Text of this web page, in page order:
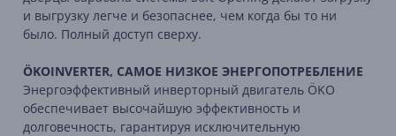
и выгрузку легче и безопаснее, чем когда бы то ни
было. Полный доступ сверху.
ÖKOINVERTER, САМОЕ НИЗКОЕ ЭНЕРГОПОТРЕБЛЕНИЕ
Энергоэффективный инверторный двигатель ÖKO
обеспечивает высочайшую эффективность и
долговечность, гарантируя исключительную